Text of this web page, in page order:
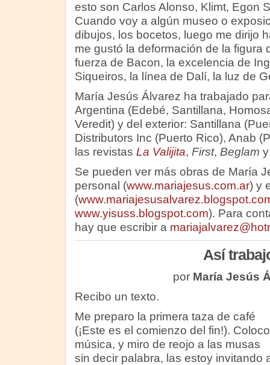
esto son Carlos Alonso, Klimt, Egon
Cuando voy a algún museo o
dibujos, los bocetos, luego me dirijo
me gustó la deformación de la figura
fuerza de Bacon, la excelencia de
Siqueiros, la línea de Dalí, la luz de
María Jesús Álvarez ha trabajado
Argentina (Edebé, Santillana,
Veredit) y del exterior: Santillana
Distributors Inc (Puerto Rico), Anab
las revistas La Valijita, First, Beglam
Se pueden ver más obras de María
personal (www.mariajesus.com.ar) y
(
www.yisuss.blogspot.com). Para
hay que escribir a
Así
por María Jesús
Recibo un texto.
Me preparo la primera taza de café
(¡Este es el comienzo del fin!). Coloco
música, y miro de reojo a las musas
sin decir palabra, las estoy invitando